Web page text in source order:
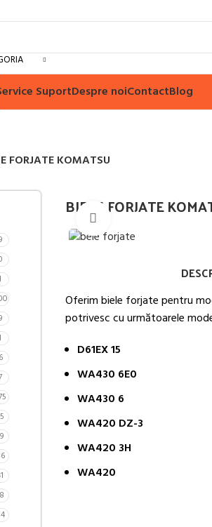
SuportDespre noiContactBlog
FORJATE KOMATSU
BIELE FORJATE
Oferim biele forjate pentru
potrivesc cu următoarele
D61EX 15
WA430 6E0
WA430 6
WA420 DZ-3
WA420 3H
WA420